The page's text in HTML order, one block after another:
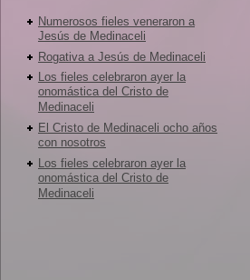
Numerosos fieles veneraron a
Jesús de Medinaceli
Rogativa a Jesús de Medinaceli
Los fieles celebraron ayer la
onomástica del Cristo de
Medinaceli
El Cristo de Medinaceli ocho años
con nosotros
Los fieles celebraron ayer la
onomástica del Cristo de
Medinaceli